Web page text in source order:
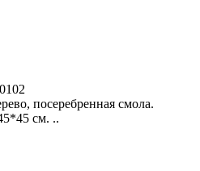
посеребренная смола.
см. ..